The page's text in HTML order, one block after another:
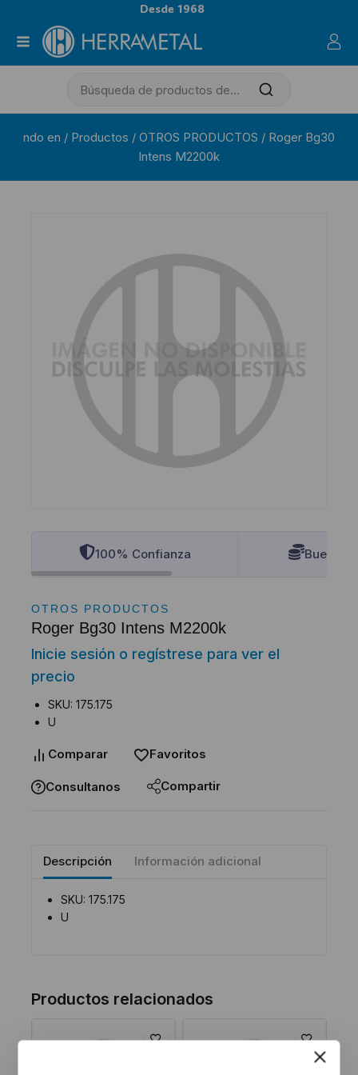
Desde 1968
ndo en / Productos / OTROS PRODUCTOS / Roger Bg30
Intens M2200k
100% Confianza Buenos
OTROS PRODUCTOS
Roger Bg30 Intens M2200k
Inicie sesión o regístrese para ver el
precio
SKU: 175.175
U
Comparar Favoritos
Consultanos Compartir
Descripción Información adicional
SKU: 175.175
U
Productos relacionados